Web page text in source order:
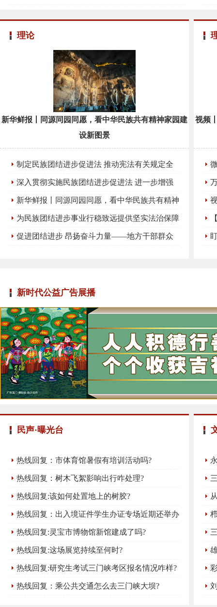
理论
新华鲜报丨同源同园同愿，看中华民族共有精神家园建
设新图景
制定民族团结进步促进法 推动宪法有关规定全
面有效实施
深入贯彻实施民族团结进步促进法 进一步增强
中华民族凝聚力向心力
新华鲜报丨同源同园同愿，看中华民族共有精神
家园建设新图景
为民族团结进步事业行稳致远提供坚实法治保障
——写在民族团结进步促进法施行之际
促进团结进步 昂扬奋斗力量——地方干部群众
视频
上
人
新时代公益广告展播
民声·曝光台
热线回复：市体育馆暑假有培训活动吗?
热线回复：树木飞絮影响出行咋处理?
热线回复:该如何处置地上的树胶?
热线回复：出入境证件学生办证专场近期还举办
吗?热线回复:灵宝市博物馆新馆建成了吗?
热线回复:这场展览持续至何时?
热线回复:研究生考试三门峡考区报名情况咋样?
热线回复：乘公共交通怎么去三门峡大坝?
迹
与